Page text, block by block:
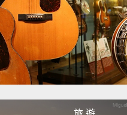
噢，這
You
and
P-p-